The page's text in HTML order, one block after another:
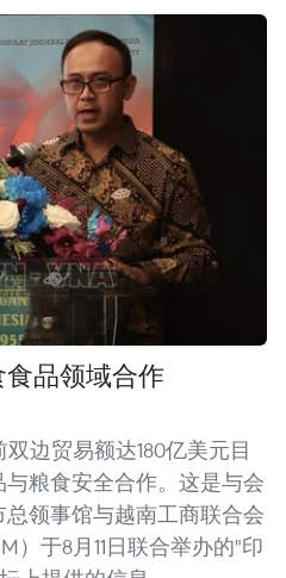
品领域合作
边贸易额达180亿美元目
粮食安全合作。这是与会
领事馆与越南工商联合会
）于8月11日联合举办的"印